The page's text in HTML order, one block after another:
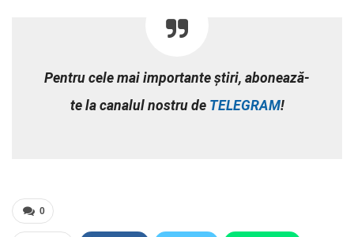
Pentru cele mai importante știri, abonează-
te la canalul nostru deTELEGRAM!
0